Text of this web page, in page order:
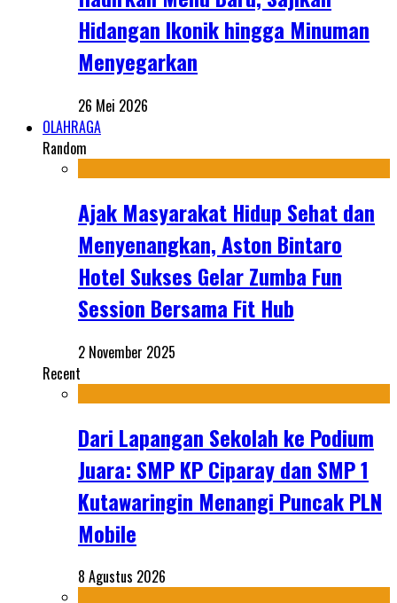
Hidangan Ikonik hingga Minuman
Menyegarkan
26 Mei 2026
OLAHRAGA
Random
Ajak Masyarakat Hidup Sehat dan
Menyenangkan, Aston Bintaro
Hotel Sukses Gelar Zumba Fun
Session Bersama Fit Hub
2 November 2025
Recent
Dari Lapangan Sekolah ke Podium
Juara: SMP KP Ciparay dan SMP 1
Kutawaringin Menangi Puncak PLN
Mobile
8 Agustus 2026